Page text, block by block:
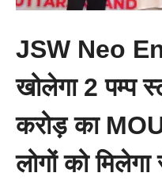
JSW Neo
खोलेगा 2 पम्प
करोड़ का
लोगों को मिलेगा